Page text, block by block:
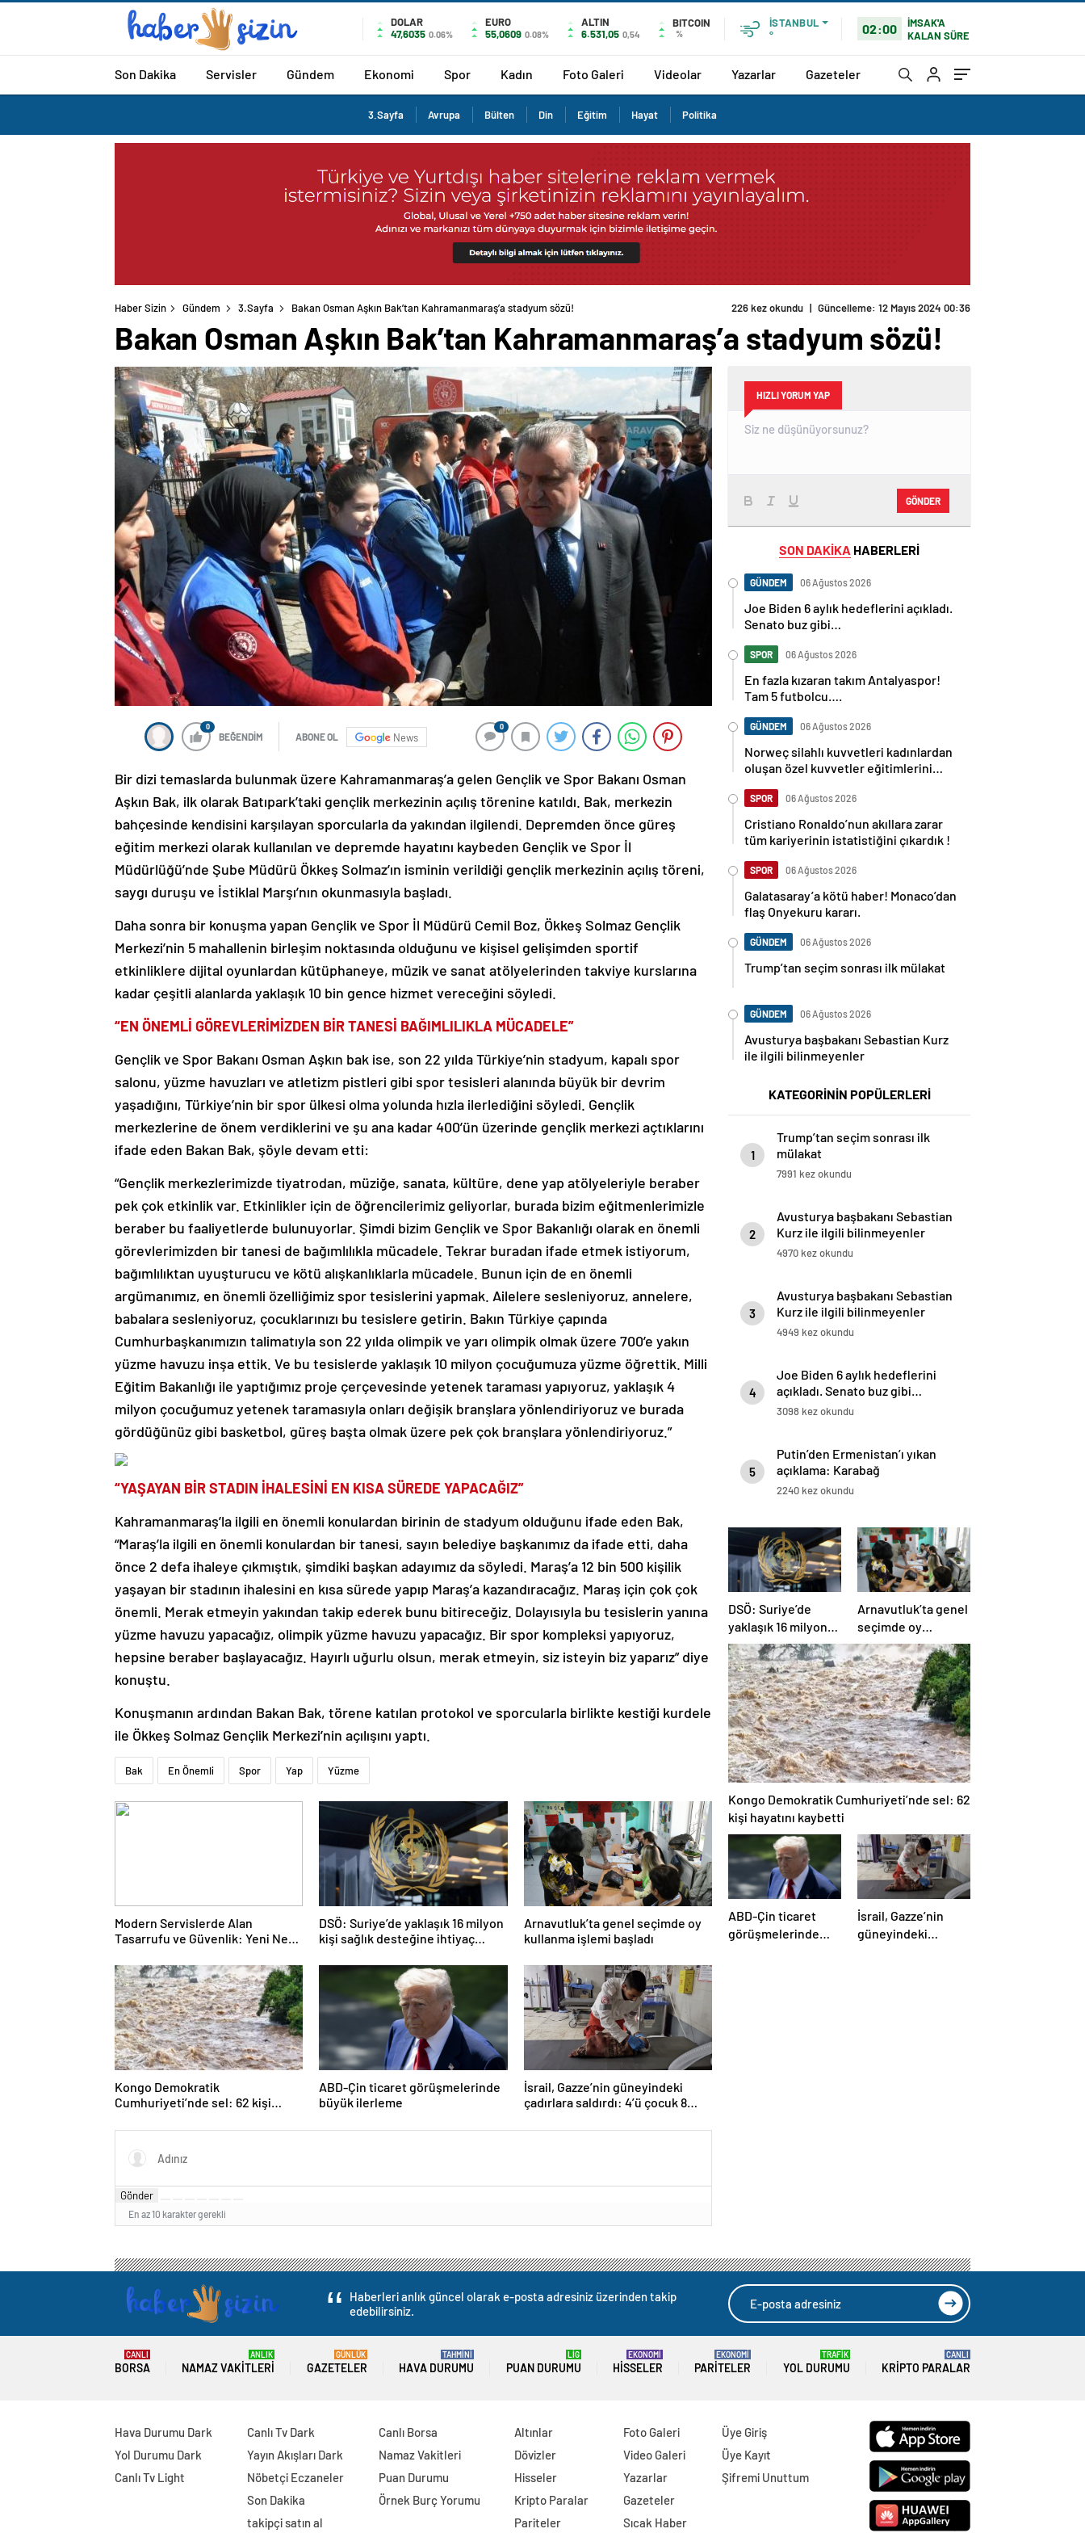
DOLAR
47,6035 0.06%
EURO
55,0609 0.08%
ALTIN
6.531,05 0,54
BITCOIN
%
İSTANBUL
°
02:00
İMSAK'A
KALAN SÜRE
Son Dakika Servisler Gündem Ekonomi Spor Kadın Foto Galeri Videolar Yazarlar Gazeteler
3.Sayfa Avrupa Bülten Din Eğitim Hayat Politika
Haber Sizin Gündem 3.Sayfa Bakan Osman Aşkın Bak’tan Kahramanmaraş’a stadyum sözü! 226 kez okundu | Güncelleme: 12 Mayıs 2024 00:36
Bakan Osman Aşkın Bak’tan Kahramanmaraş’a stadyum sözü!
0
BEĞENDİM ABONE OL News
0
Bir dizi temaslarda bulunmak üzere Kahramanmaraş’a gelen Gençlik ve Spor Bakanı Osman
Aşkın Bak, ilk olarak Batıpark’taki gençlik merkezinin açılış törenine katıldı. Bak, merkezin
bahçesinde kendisini karşılayan sporcularla da yakından ilgilendi. Depremden önce güreş
eğitim merkezi olarak kullanılan ve depremde hayatını kaybeden Gençlik ve Spor İl
Müdürlüğü’nde Şube Müdürü Ökkeş Solmaz’ın isminin verildiği gençlik merkezinin açılış töreni,
saygı duruşu ve İstiklal Marşı’nın okunmasıyla başladı.
Daha sonra bir konuşma yapan Gençlik ve Spor İl Müdürü Cemil Boz, Ökkeş Solmaz Gençlik
Merkezi’nin 5 mahallenin birleşim noktasında olduğunu ve kişisel gelişimden sportif
etkinliklere dijital oyunlardan kütüphaneye, müzik ve sanat atölyelerinden takviye kurslarına
kadar çeşitli alanlarda yaklaşık 10 bin gence hizmet vereceğini söyledi.
“EN ÖNEMLİ GÖREVLERİMİZDEN BİR TANESİ BAĞIMLILIKLA MÜCADELE”
Gençlik ve Spor Bakanı Osman Aşkın bak ise, son 22 yılda Türkiye’nin stadyum, kapalı spor
salonu, yüzme havuzları ve atletizm pistleri gibi spor tesisleri alanında büyük bir devrim
yaşadığını, Türkiye’nin bir spor ülkesi olma yolunda hızla ilerlediğini söyledi. Gençlik
merkezlerine de önem verdiklerini ve şu ana kadar 400’ün üzerinde gençlik merkezi açtıklarını
ifade eden Bakan Bak, şöyle devam etti:
“Gençlik merkezlerimizde tiyatrodan, müziğe, sanata, kültüre, dene yap atölyeleriyle beraber
pek çok etkinlik var. Etkinlikler için de öğrencilerimiz geliyorlar, burada bizim eğitmenlerimizle
beraber bu faaliyetlerde bulunuyorlar. Şimdi bizim Gençlik ve Spor Bakanlığı olarak en önemli
görevlerimizden bir tanesi de bağımlılıkla mücadele. Tekrar buradan ifade etmek istiyorum,
bağımlılıktan uyuşturucu ve kötü alışkanlıklarla mücadele. Bunun için de en önemli
argümanımız, en önemli özelliğimiz spor tesislerini yapmak. Ailelere sesleniyoruz, annelere,
babalara sesleniyoruz, çocuklarınızı bu tesislere getirin. Bakın Türkiye çapında
Cumhurbaşkanımızın talimatıyla son 22 yılda olimpik ve yarı olimpik olmak üzere 700’e yakın
yüzme havuzu inşa ettik. Ve bu tesislerde yaklaşık 10 milyon çocuğumuza yüzme öğrettik. Milli
Eğitim Bakanlığı ile yaptığımız proje çerçevesinde yetenek taraması yapıyoruz, yaklaşık 4
milyon çocuğumuz yetenek taramasıyla onları değişik branşlara yönlendiriyoruz ve burada
gördüğünüz gibi basketbol, güreş başta olmak üzere pek çok branşlara yönlendiriyoruz.”
“YAŞAYAN BİR STADIN İHALESİNİ EN KISA SÜREDE YAPACAĞIZ”
Kahramanmaraş’la ilgili en önemli konulardan birinin de stadyum olduğunu ifade eden Bak,
“Maraş’la ilgili en önemli konulardan bir tanesi, sayın belediye başkanımız da ifade etti, daha
önce 2 defa ihaleye çıkmıştık, şimdiki başkan adayımız da söyledi. Maraş’a 12 bin 500 kişilik
yaşayan bir stadının ihalesini en kısa sürede yapıp Maraş’a kazandıracağız. Maraş için çok çok
önemli. Merak etmeyin yakından takip ederek bunu bitireceğiz. Dolayısıyla bu tesislerin yanına
yüzme havuzu yapacağız, olimpik yüzme havuzu yapacağız. Bir spor kompleksi yapıyoruz,
hepsine beraber başlayacağız. Hayırlı uğurlu olsun, merak etmeyin, siz isteyin biz yaparız” diye
konuştu.
Konuşmanın ardından Bakan Bak, törene katılan protokol ve sporcularla birlikte kestiği kurdele
ile Ökkeş Solmaz Gençlik Merkezi’nin açılışını yaptı.
Bak En Önemli Spor Yap Yüzme
Modern Servislerde Alan
Tasarrufu ve Güvenlik: Yeni Nesil
DSÖ: Suriye’de yaklaşık 16 milyon
kişi sağlık desteğine ihtiyaç
Arnavutluk’ta genel seçimde oy
kullanma işlemi başladı
Kongo Demokratik
Cumhuriyeti’nde sel: 62 kişi
ABD-Çin ticaret görüşmelerinde
büyük ilerleme
İsrail, Gazze’nin güneyindeki
çadırlara saldırdı: 4’ü çocuk 8
Gönder
En az 10 karakter gerekli
HIZLI YORUM YAP
GÖNDER
SON DAKİKA HABERLERİ
GÜNDEM 06 Ağustos 2026
Joe Biden 6 aylık hedeflerini açıkladı.
Senato buz gibi…
SPOR 06 Ağustos 2026
En fazla kızaran takım Antalyaspor!
Tam 5 futbolcu….
GÜNDEM 06 Ağustos 2026
Norweç silahlı kuvvetleri kadınlardan
oluşan özel kuvvetler eğitimlerini
SPOR 06 Ağustos 2026
Cristiano Ronaldo’nun akıllara zarar
tüm kariyerinin istatistiğini çıkardık !
SPOR 06 Ağustos 2026
Galatasaray’a kötü haber! Monaco’dan
flaş Onyekuru kararı.
GÜNDEM 06 Ağustos 2026
Trump’tan seçim sonrası ilk mülakat
GÜNDEM 06 Ağustos 2026
Avusturya başbakanı Sebastian Kurz
ile ilgili bilinmeyenler
KATEGORİNİN POPÜLERLERİ
1
Trump’tan seçim sonrası ilk
mülakat
7991 kez okundu
2
Avusturya başbakanı Sebastian
Kurz ile ilgili bilinmeyenler
4970 kez okundu
3
Avusturya başbakanı Sebastian
Kurz ile ilgili bilinmeyenler
4949 kez okundu
4
Joe Biden 6 aylık hedeflerini
açıkladı. Senato buz gibi…
3098 kez okundu
5
Putin’den Ermenistan’ı yıkan
açıklama: Karabağ
Azerbaycan’ın ayrılmaz bir
2240 kez okundu
DSÖ: Suriye’de
yaklaşık 16 milyon
kişi sağlık
desteğine ihtiyaç
duyuyor
Arnavutluk’ta genel
seçimde oy
kullanma işlemi
başladı
Kongo Demokratik Cumhuriyeti’nde sel: 62
kişi hayatını kaybetti
ABD-Çin ticaret
görüşmelerinde
İsrail, Gazze’nin
güneyindeki
Haberleri anlık güncel olarak e-posta adresiniz üzerinden takip
edebilirsiniz.
BORSA
CANLI
NAMAZ VAKITLERI
ANLIK
GAZETELER
GÜNLÜK
HAVA DURUMU
TAHMİNİ
PUAN DURUMU
LİG
HISSELER
EKONOMİ
PARITELER
EKONOMİ
YOL DURUMU
TRAFİK
KRIPTO PARALAR
CANLI
Hava Durumu Dark
Yol Durumu Dark
Canlı Tv Light
Canlı Tv Dark
Yayın Akışları Dark
Nöbetçi Eczaneler
Son Dakika
takipçi satın al
Canlı Borsa
Namaz Vakitleri
Puan Durumu
Örnek Burç Yorumu
Altınlar
Dövizler
Hisseler
Kripto Paralar
Pariteler
Foto Galeri
Video Galeri
Yazarlar
Gazeteler
Sıcak Haber
Üye Giriş
Üye Kayıt
Şifremi Unuttum